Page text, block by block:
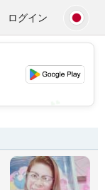
ログイン